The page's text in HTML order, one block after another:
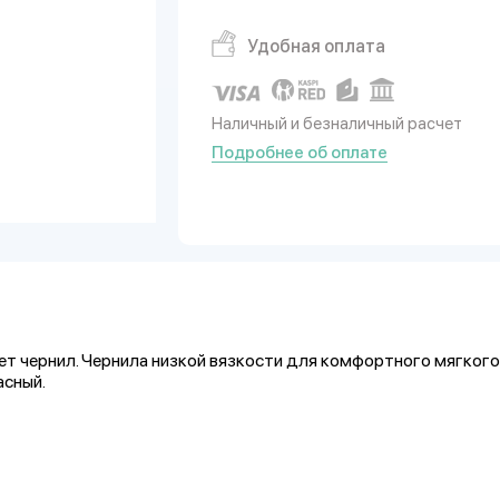
Удобная оплата
Наличный и безналичный расчет
Подробнее об оплате
чернил. Чернила низкой вязкости для комфортного мягкого